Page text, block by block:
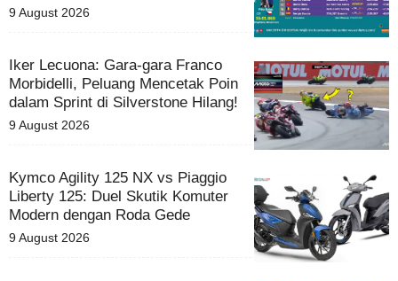
9 August 2026
Iker Lecuona: Gara-gara Franco
Morbidelli, Peluang Mencetak Poin
dalam Sprint di Silverstone Hilang!
9 August 2026
Kymco Agility 125 NX vs Piaggio
Liberty 125: Duel Skutik Komuter
Modern dengan Roda Gede
9 August 2026